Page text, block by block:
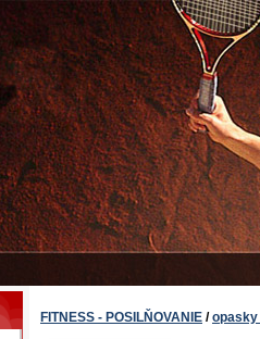
FITNESS - POSILŇOVANIE /